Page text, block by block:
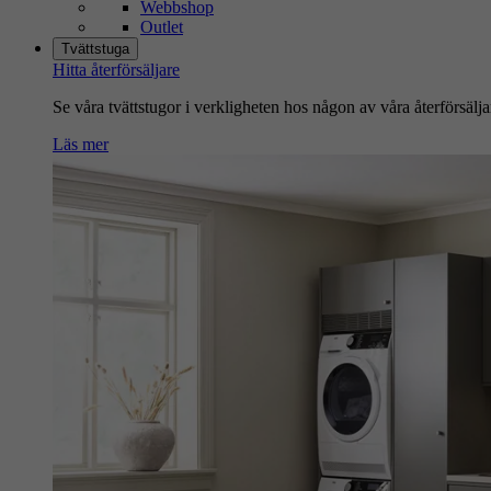
Webbshop
Outlet
Tvättstuga
Hitta återförsäljare
Se våra tvättstugor i verkligheten hos någon av våra
Läs mer